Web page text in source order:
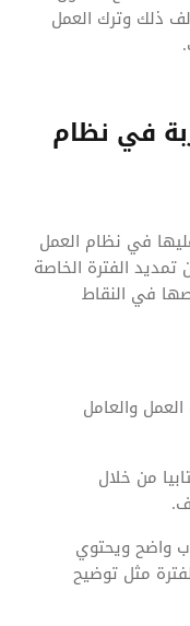
ذلك وترك العمل
في نظام
في نظام العمل
الفترة الخاصة
في النقاط
والعامل
من خلال
واضح ويحتوي
مثل توضيح